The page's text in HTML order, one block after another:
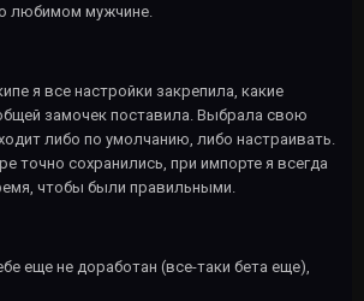
любимом мужчине.
я все настройки закрепила, какие
замочек поставила. Выбрала свою
либо по умолчанию, либо настраивать.
точно сохранились, при импорте я всегда
чтобы были правильными.
еще не доработан (все-таки бета еще),